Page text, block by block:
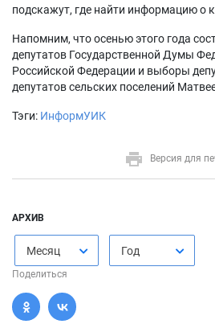
подскажут, где найти информацию о
Напомним, что осенью этого года
депутатов Государственной Думы
Российской Федерации и выборы
депутатов сельских поселений
Тэги: ИнформУИК
Версия для
АРХИВ
Месяц Год
Поделиться